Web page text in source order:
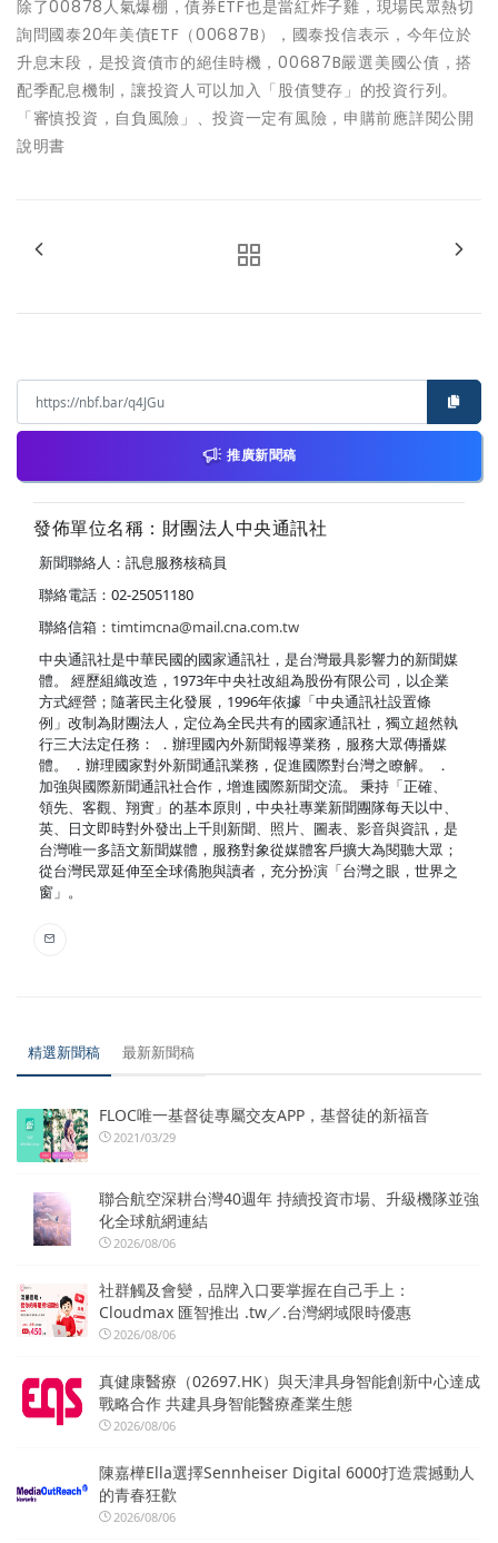
除了00878人氣爆棚，債券ETF也是當紅炸子雞，現場民眾熱切
詢問國泰20年美債ETF（00687B），國泰投信表示，今年位於
升息末段，是投資債市的絕佳時機，00687B嚴選美國公債，搭
配季配息機制，讓投資人可以加入「股債雙存」的投資行列。
「審慎投資，自負風險」、投資一定有風險，申購前應詳閱公開
說明書
推廣新聞稿
發佈單位名稱：財團法人中央通訊社
新聞聯絡人：訊息服務核稿員
聯絡電話：02-25051180
聯絡信箱： timtimcna@mail.cna.com.tw
中央通訊社是中華民國的國家通訊社，是台灣最具影響力的新聞媒
體。 經歷組織改造，1973年中央社改組為股份有限公司，以企業
方式經營；隨著民主化發展，1996年依據「中央通訊社設置條
例」改制為財團法人，定位為全民共有的國家通訊社，獨立超然執
行三大法定任務： ．辦理國內外新聞報導業務，服務大眾傳播媒
體。 ．辦理國家對外新聞通訊業務，促進國際對台灣之瞭解。 ．
加強與國際新聞通訊社合作，增進國際新聞交流。 秉持「正確、
領先、客觀、翔實」的基本原則，中央社專業新聞團隊每天以中、
英、日文即時對外發出上千則新聞、照片、圖表、影音與資訊，是
台灣唯一多語文新聞媒體，服務對象從媒體客戶擴大為閱聽大眾；
從台灣民眾延伸至全球僑胞與讀者，充分扮演「台灣之眼，世界之
窗」。
精選新聞稿 最新新聞稿
FLOC唯一基督徒專屬交友APP，基督徒的新福音
2021/03/29
聯合航空深耕台灣40週年 持續投資市場、升級機隊並強
化全球航網連結
2026/08/06
社群觸及會變，品牌入口要掌握在自己手上：
Cloudmax 匯智推出 .tw／.台灣網域限時優惠
2026/08/06
真健康醫療（02697.HK）與天津具身智能創新中心達成
戰略合作 共建具身智能醫療產業生態
2026/08/06
陳嘉樺Ella選擇Sennheiser Digital 6000打造震撼動人
的青春狂歡
2026/08/06